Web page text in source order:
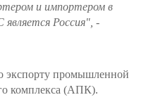
и импортером в
Россия", -
экспорту промышленной
комплекса (АПК).